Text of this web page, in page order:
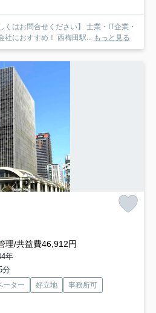
くはお問合せください】 士業・IT企業・
社におすすめ！ 西梅田駅... もっと見る
理/共益費46,912円
年
分
ーター 好立地
事務所可